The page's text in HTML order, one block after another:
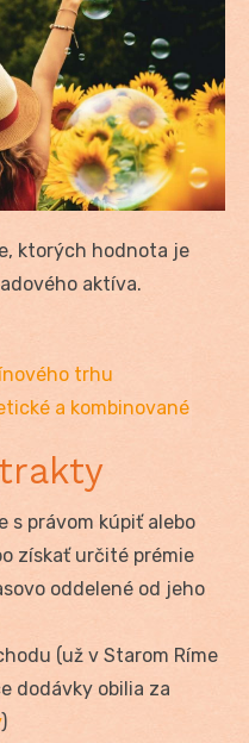
ktorých hodnota je
aktíva.
trhu
a kombinované
s právom kúpiť alebo
získať určité prémie
oddelené od jeho
(už v Starom Ríme
dodávky obilia za
)